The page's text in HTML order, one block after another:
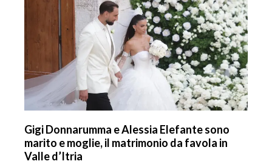
Gigi Donnarumma e Alessia Elefante sono
marito e moglie, il matrimonio da favola in
Valle d’Itria